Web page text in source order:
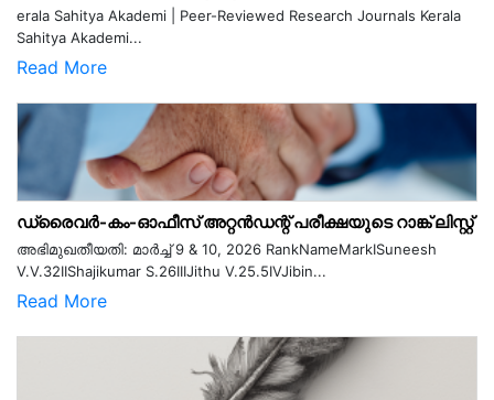
erala Sahitya Akademi | Peer-Reviewed Research Journals Kerala
Sahitya Akademi...
Read More
ഡ്രൈവർ-കം-ഓഫീസ് അറ്റൻഡന്റ് പരീക്ഷയുടെ റാങ്ക് ലിസ്റ്റ്
അഭിമുഖതീയതി: മാർച്ച് 9 & 10, 2026 RankNameMarkISuneesh
V.V.32IIShajikumar S.26IIIJithu V.25.5IVJibin...
Read More